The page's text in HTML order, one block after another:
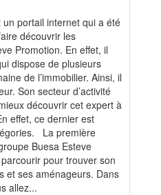
portail internet qui a été
découvrir les
Promotion. En effet, il
dispose de plusieurs
de l’immobilier. Ainsi, il
Son secteur d’activité
découvrir cet expert à
effet, ce dernier est
La première
Buesa Esteve
pour trouver son
et ses aménageurs. Dans
allez...